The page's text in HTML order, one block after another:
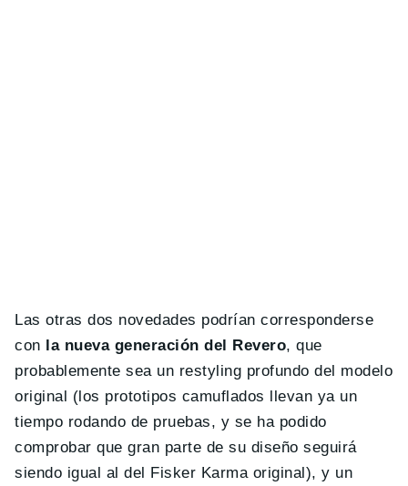
Las otras dos novedades podrían corresponderse
con la nueva generación del Revero, que
probablemente sea un restyling profundo del modelo
original (los prototipos camuflados llevan ya un
tiempo rodando de pruebas, y se ha podido
comprobar que gran parte de su diseño seguirá
siendo igual al del Fisker Karma original), y un